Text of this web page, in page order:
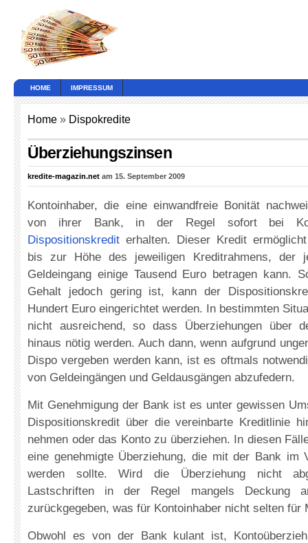
HOME IMPRESSUM
Home » Dispokredite
Überziehungszinsen
kredite-magazin.net am 15. September 2009
Kontoinhaber, die eine einwandfreie Bonität
von ihrer Bank, in der Regel sofort bei
Dispositionskredit erhalten. Dieser Kredit
bis zur Höhe des jeweiligen Kreditrahmens, der
Geldeingang einige Tausend Euro betragen kann.
Gehalt jedoch gering ist, kann der
Hundert Euro eingerichtet werden. In bestimmten
nicht ausreichend, so dass Überziehungen über
hinaus nötig werden. Auch dann, wenn aufgrund
Dispo vergeben werden kann, ist es oftmals
von Geldeingängen und Geldausgängen abzufedern.
Mit Genehmigung der Bank ist es unter gewissen
Dispositionskredit über die vereinbarte Kreditlinie
nehmen oder das Konto zu überziehen. In diesen
eine genehmigte Überziehung, die mit der Bank im
werden sollte. Wird die Überziehung nicht
Lastschriften in der Regel mangels Deckung
zurückgegeben, was für Kontoinhaber nicht selten für
Obwohl es von der Bank kulant ist,